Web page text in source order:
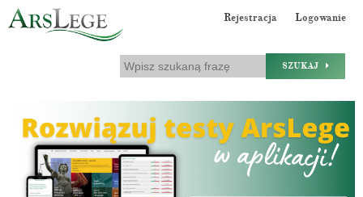
Rejestracja Logowanie
SZUKAJ